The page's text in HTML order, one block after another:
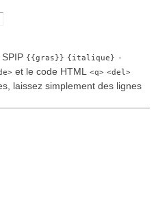
{{gras}} {italique} -
et le code HTML <q> <del>
laissez simplement des lignes